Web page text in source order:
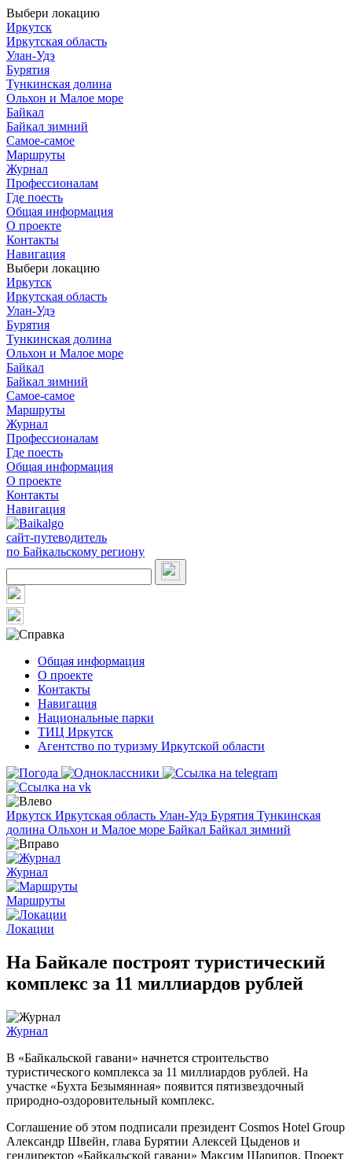
Выбери локацию
Иркутск
Иркутская область
Улан-Удэ
Бурятия
Тункинская долина
Ольхон и Малое море
Байкал
Байкал зимний
Самое-самое
Маршруты
Журнал
Профессионалам
Где поесть
Общая информация
О проекте
Контакты
Навигация
Выбери локацию
Иркутск
Иркутская область
Улан-Удэ
Бурятия
Тункинская долина
Ольхон и Малое море
Байкал
Байкал зимний
Самое-самое
Маршруты
Журнал
Профессионалам
Где поесть
Общая информация
О проекте
Контакты
Навигация
сайт-путеводитель
по Байкальскому региону
Общая информация
О проекте
Контакты
Навигация
Национальные парки
ТИЦ Иркутск
Агентство по туризму Иркутской области
Иркутск Иркутская область Улан-Удэ Бурятия Тункинская
долина Ольхон и Малое море Байкал Байкал зимний
Журнал
Маршруты
Локации
На Байкале построят туристический
комплекс за 11 миллиардов рублей
Журнал
В «Байкальской гавани» начнется строительство
туристического комплекса за 11 миллиардов рублей. На
участке «Бухта Безымянная» появится пятизвездочный
природно-оздоровительный комплекс.
Соглашение об этом подписали президент Cosmos Hotel Group
Александр Швейн, глава Бурятии Алексей Цыденов и
гендиректор «Байкальской гавани» Максим Шарипов. Проект